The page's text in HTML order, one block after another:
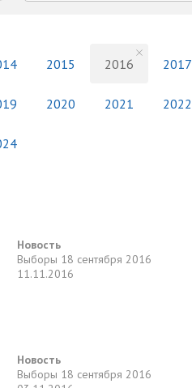
2015 2016 2017
2020 2021 2022
Новость
Выборы 18 сентября 2016
11.11.2016
Новость
Выборы 18 сентября 2016